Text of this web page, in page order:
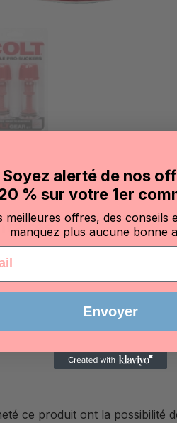
ce produit ont la possibilité
Soyez alerté de nos
% sur votre 1er
meilleures offres, des conseils
manquez plus aucune bonne
Envoyer